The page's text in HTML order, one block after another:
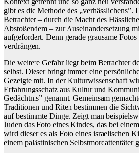
Kontext getrennt und so ganz neu
gibt es die Methode des „verhässlichens”.
Betrachter – durch die Macht des
Abstoßendem – zur Auseinandersetzung
aufgefordert. Denn gerade grausame
verdrängen.
Die weitere Gefahr liegt beim Betrachter
selbst. Dieser bringt immer eine
Gezeigte mit. In der Kulturwissenschaft
Erfahrungsschatz aus Kultur und
Gedächtnis” genannt. Gemeinsam
Traditionen und Riten bestimmen die
auf bestimmte Dinge. Zeigt man
Juden das Foto eines Kindes, das bei
wird dieser es als Foto eines israelischen
einem palästinischen Selbstmordattentäter